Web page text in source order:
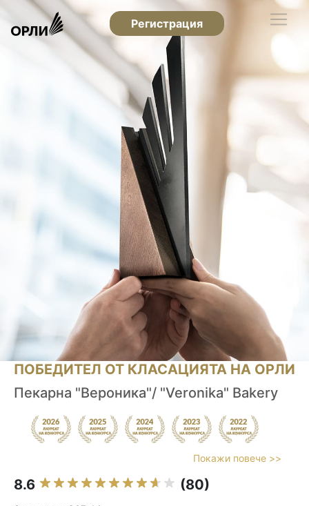
Регистрация
ПОБЕДИТЕЛ ОТ КЛАСАЦИЯТА НА ОРЛИ
Пекарна "Вероника"/ "Veronika" Bakery
Покажи повече >>
8.6 (80)